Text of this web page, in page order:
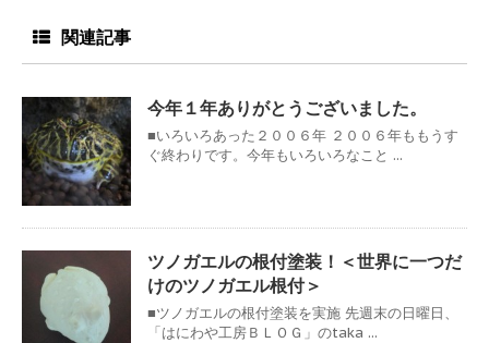
関連記事
今年１年ありがとうございました。
■いろいろあった２００６年 ２００６年ももうす
ぐ終わりです。今年もいろいろなこと ...
ツノガエルの根付塗装！＜世界に一つだ
けのツノガエル根付＞
■ツノガエルの根付塗装を実施 先週末の日曜日、
「はにわや工房ＢＬＯＧ」のtaka ...